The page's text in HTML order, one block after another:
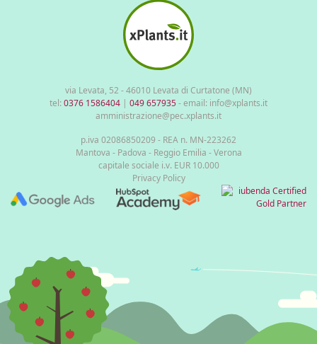
via Levata, 52 - 46010 Levata di Curtatone (MN)
tel: 0376 1586404 | 049 657935- email: info@xplants.it
amministrazione@pec.xplants.it
p.iva 02086850209 - REA n. MN-223262
Mantova - Padova - Reggio Emilia - Verona
capitale sociale i.v. EUR 10.000
Privacy Policy